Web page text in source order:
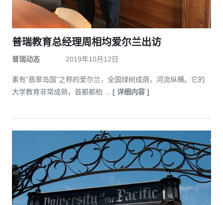
普瑞教育总经理周相均爱尔兰出访
普瑞动态 2019年10月12日
素有“翡翠岛国”之称的爱尔兰，全国绿树成荫，河流纵横。它的
大学教育非常成熟，首都都柏 ... [ 详细内容 ]